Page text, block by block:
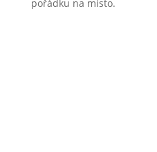
pořádku na místo.